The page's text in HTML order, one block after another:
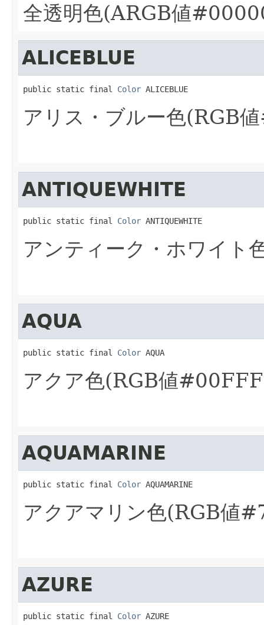
全透明色(ARGB値
ALICEBLUE
public static final Color ALICEBLUE
アリス・ブルー色(RGB
ANTIQUEWHITE
public static final Color ANTIQUEWHITE
アンティーク・ホワイ
AQUA
public static final Color AQUA
アクア色(RGB値
AQUAMARINE
public static final Color AQUAMARINE
アクアマリン色(RGB値
AZURE
public static final Color AZURE